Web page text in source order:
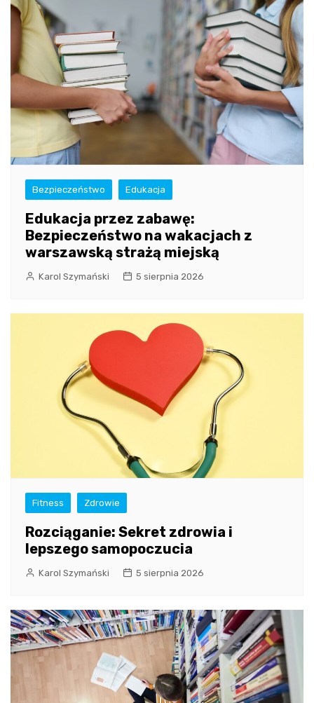
Bezpieczeństwo Edukacja
Edukacja przez zabawę:
Bezpieczeństwo na wakacjach z
warszawską strażą miejską
Karol Szymański 5 sierpnia 2026
Fitness Zdrowie
Rozciąganie: Sekret zdrowia i
lepszego samopoczucia
Karol Szymański 5 sierpnia 2026